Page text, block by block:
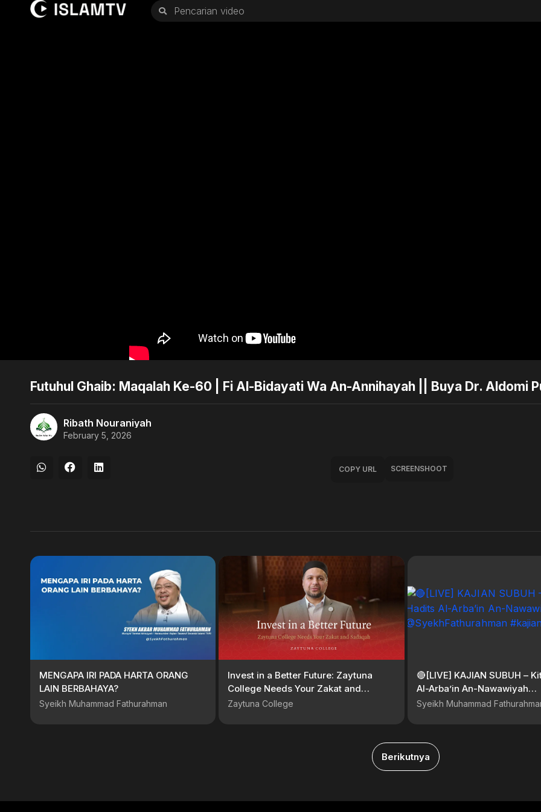
Futuhul Ghaib: Maqalah Ke-60 | Fi Al-Bidayati Wa An-Annihayah || Buya Dr. Aldomi
Ribath Nouraniyah
February 5, 2026
COPY URL SCREENSHOOT
MENGAPA IRI PADA HARTA ORANG
LAIN BERBAHAYA?
Syeikh Muhammad Fathurahman
Invest in a Better Future: Zaytuna
College Needs Your Zakat and
Sadaqa
Zaytuna College
🔴[LIVE] KAJIAN SUBUH –
Al-Arba’in An-Nawawiyah
Syeikh Muhammad
Berikutnya